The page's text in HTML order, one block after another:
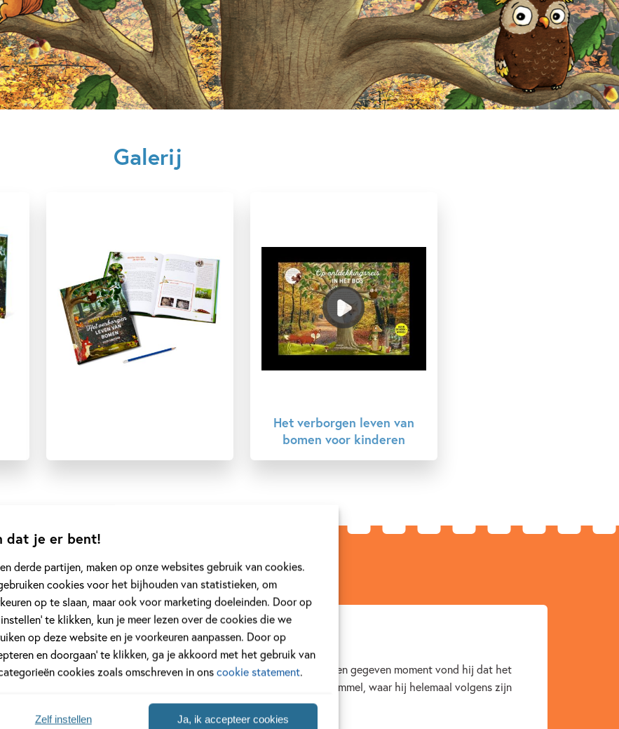
dat je er bent!
derde partijen, maken op onze websites gebruik van cookies.
cookies voor het bijhouden van statistieken, om
op te slaan, maar ook voor marketing doeleinden. Door op
instellen’ te klikken, kun je meer lezen over de cookies die we
op deze website en je voorkeuren aanpassen. Door op
en doorgaan’ te klikken, ga je akkoord met het gebruik van
cookies zoals omschreven in onscookie statement.
Ja, ik accepteer cookies
Zelf instellen
12+ jaar 7 – 9 jaar 9 – 12 jaar
Dagelijks leven
Dieren & natuur
Milieu & klimaat Non-fictie
Op & rond school
Realistisch
Techniek & wetenschap Peter Wohlleben
Galerij
Het verborgen leven van
bomen voor kinderen
studeerde bosbouw en was jarenlang boswachter in Duitsland. Op een gegeven moment vond hij dat het
respect voor de natuur. Nu beheert hij een bos bij de Duitse stad Hümmel, waar hij helemaal volgens zijn
en bosbeheer kan...